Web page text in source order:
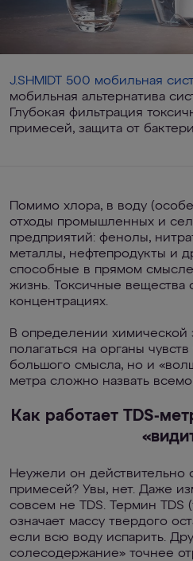
J.SHMIDT 500 мобильная
мобильная альтернатива
Глубокая фильтрация
примесей, защита от
Помимо хлора, в воду
отходы промышленных и
предприятий: фенолы,
металлы, нефтепродукты и
способные в прямом смысле
жизнь. Токсичные вещества
концентрациях.
В определении химической
полагаться на органы
большого смысла, но и
метра сложно назвать
Как работает TDS-
Неужели он действительно
примесей? Увы, нет. Даже
совсем не TDS. Термин TDS
означает массу твердого
если всю воду испарить.
солесодержание» точнее